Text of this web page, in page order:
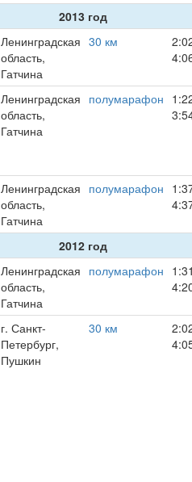
2013 год
Ленинградская
область,
Гатчина
30 км
Ленинградская
область,
Гатчина
полумарафон
Ленинградская
область,
Гатчина
полумарафон
2012 год
Ленинградская
область,
Гатчина
полумарафон
г. Санкт-
Петербург,
Пушкин
30 км